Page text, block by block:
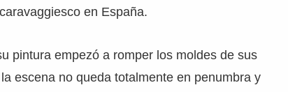
en España.
pintura empezó a romper los moldes de sus
escena no queda totalmente en penumbra y